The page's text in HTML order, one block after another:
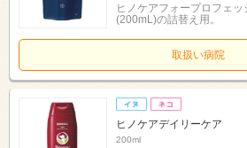
ヒノケアフォープロフェッ
(200mL)の詰替え用。
取扱い病院
ヒノケアデイリーケア
200ml